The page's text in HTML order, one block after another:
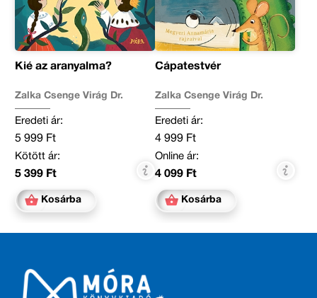
Kié az aranyalma?
Zalka Csenge Virág Dr.
Eredeti ár:
5 999 Ft
Kötött ár:
5 399 Ft
Kosárba
Cápatestvér
Zalka Csenge Virág Dr.
Eredeti ár:
4 999 Ft
Online ár:
4 099 Ft
Kosárba